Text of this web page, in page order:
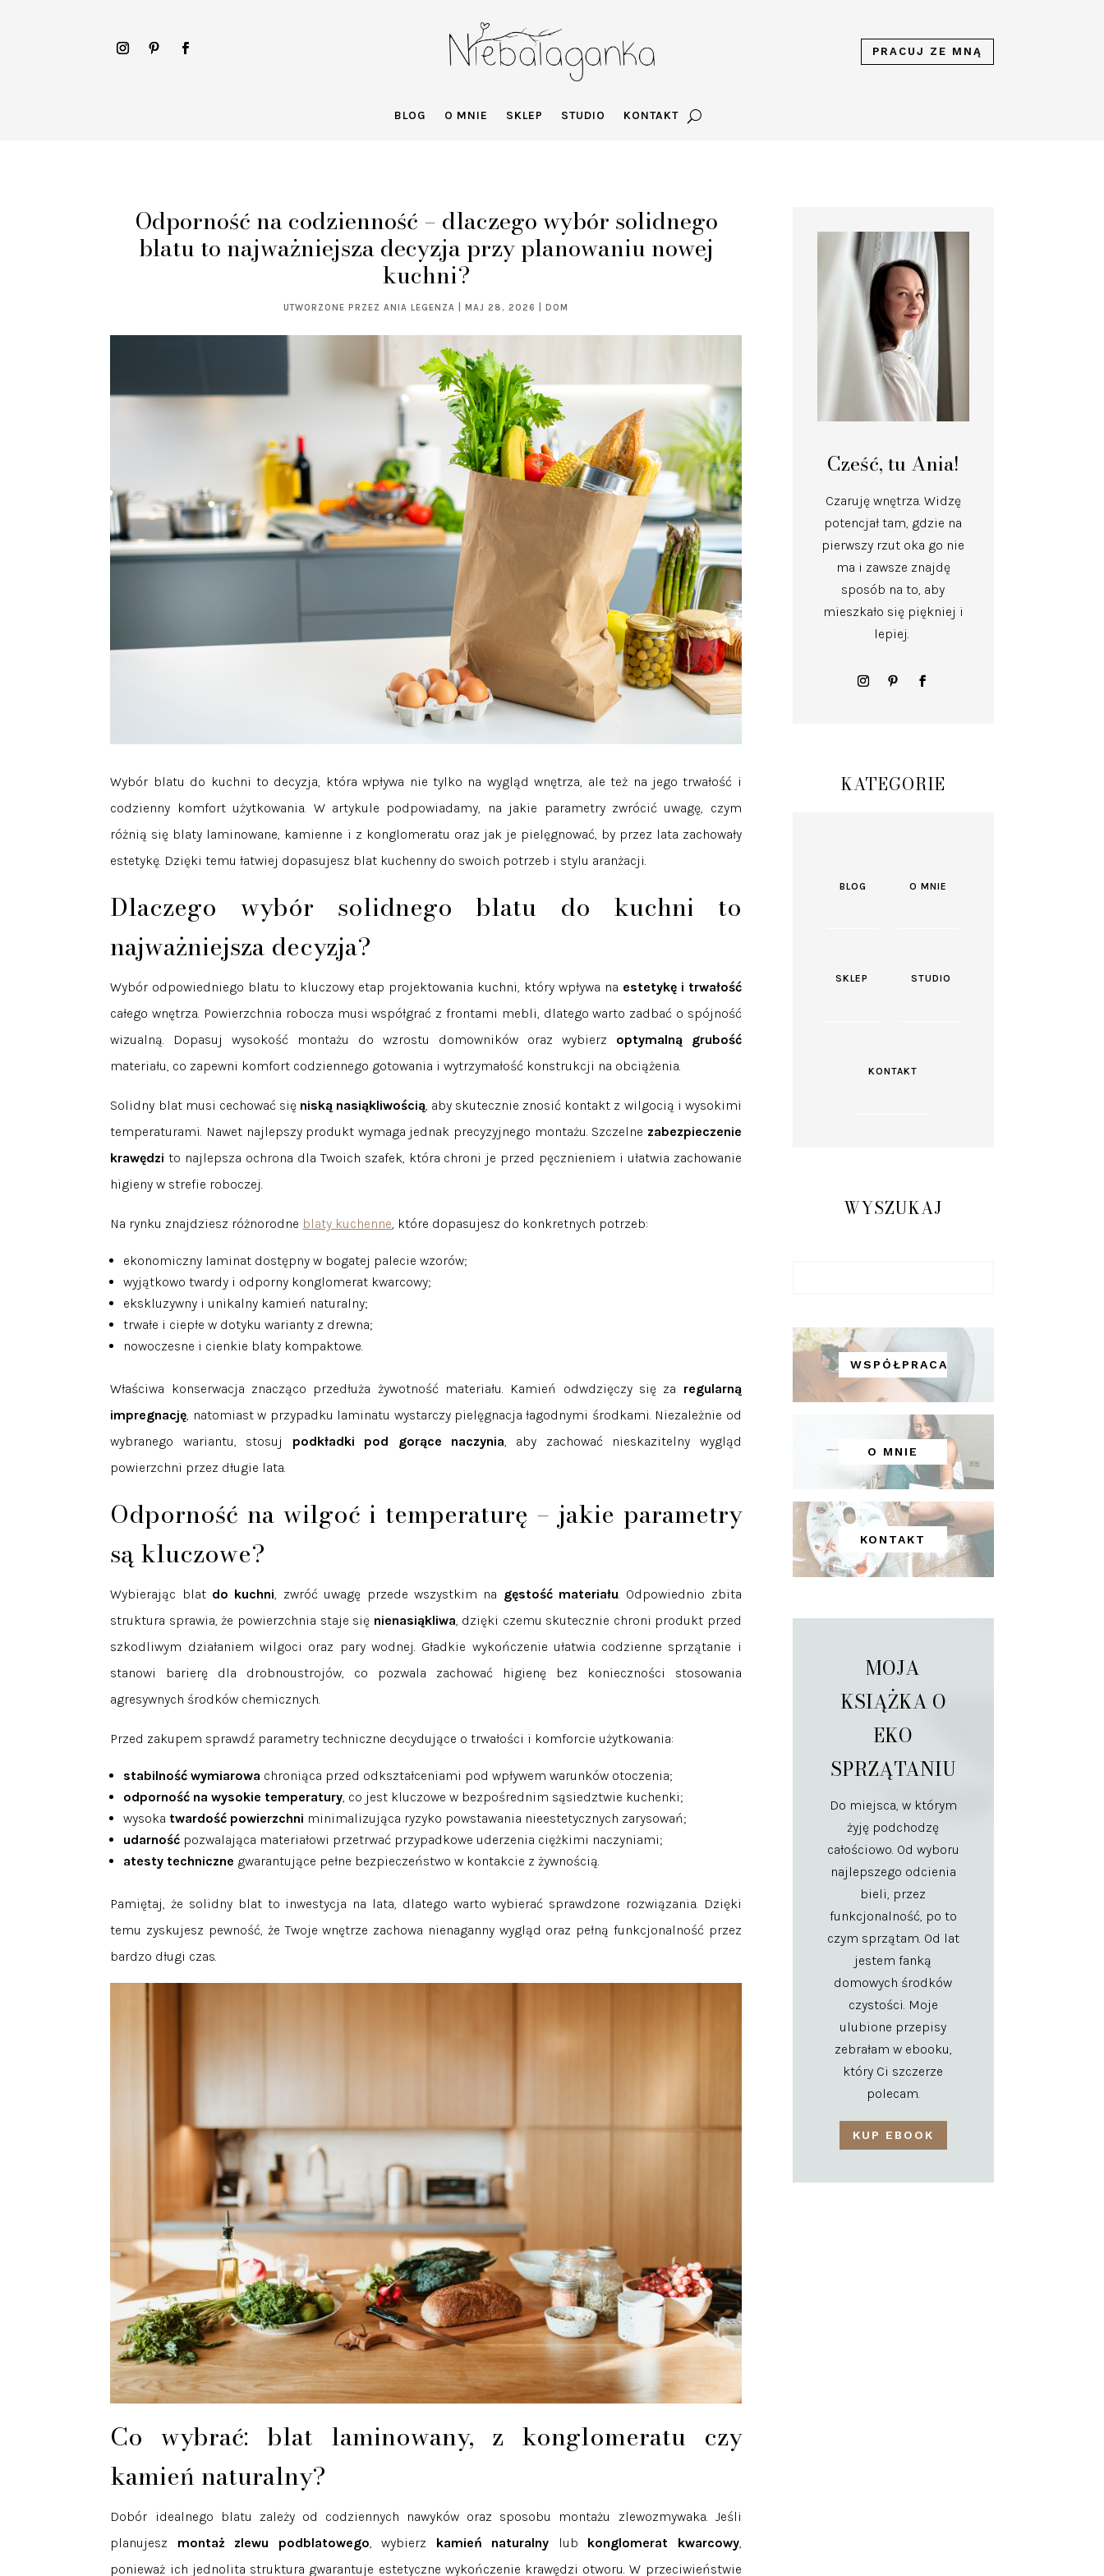
PRACUJ ZE MNĄ
BLOG O MNIE SKLEP STUDIO KONTAKT
Odporność na codzienność – dlaczego wybór solidnego
blatu to najważniejsza decyzja przy planowaniu nowej
kuchni?
UTWORZONE PRZEZANIA LEGENZA |MAJ 28, 2026 |DOM
Wybór blatu do kuchni to decyzja, która wpływa nie tylko na wygląd wnętrza, ale też na jego trwałość i
codzienny komfort użytkowania. W artykule podpowiadamy, na jakie parametry zwrócić uwagę, czym
różnią się blaty laminowane, kamienne i z konglomeratu oraz jak je pielęgnować, by przez lata zachowały
estetykę. Dzięki temu łatwiej dopasujesz blat kuchenny do swoich potrzeb i stylu aranżacji.
Dlaczego wybór solidnego blatu do kuchni to
najważniejsza decyzja?
Wybór odpowiedniego blatu to kluczowy etap projektowania kuchni, który wpływa na estetykę i trwałość
całego wnętrza. Powierzchnia robocza musi współgrać z frontami mebli, dlatego warto zadbać o spójność
wizualną. Dopasuj wysokość montażu do wzrostu domowników oraz wybierz optymalną grubość
materiału, co zapewni komfort codziennego gotowania i wytrzymałość konstrukcji na obciążenia.
Solidny blat musi cechować się niską nasiąkliwością, aby skutecznie znosić kontakt z wilgocią i wysokimi
temperaturami. Nawet najlepszy produkt wymaga jednak precyzyjnego montażu. Szczelne zabezpieczenie
krawędzi to najlepsza ochrona dla Twoich szafek, która chroni je przed pęcznieniem i ułatwia zachowanie
higieny w strefie roboczej.
Na rynku znajdziesz różnorodne blaty kuchenne, które dopasujesz do konkretnych potrzeb:
ekonomiczny laminat dostępny w bogatej palecie wzorów;
wyjątkowo twardy i odporny konglomerat kwarcowy;
ekskluzywny i unikalny kamień naturalny;
trwałe i ciepłe w dotyku warianty z drewna;
nowoczesne i cienkie blaty kompaktowe.
Właściwa konserwacja znacząco przedłuża żywotność materiału. Kamień odwdzięczy się za regularną
impregnację, natomiast w przypadku laminatu wystarczy pielęgnacja łagodnymi środkami. Niezależnie od
wybranego wariantu, stosuj podkładki pod gorące naczynia, aby zachować nieskazitelny wygląd
powierzchni przez długie lata.
Odporność na wilgoć i temperaturę – jakie parametry
są kluczowe?
Wybierając blat do kuchni, zwróć uwagę przede wszystkim na gęstość materiału. Odpowiednio zbita
struktura sprawia, że powierzchnia staje się nienasiąkliwa, dzięki czemu skutecznie chroni produkt przed
szkodliwym działaniem wilgoci oraz pary wodnej. Gładkie wykończenie ułatwia codzienne sprzątanie i
stanowi barierę dla drobnoustrojów, co pozwala zachować higienę bez konieczności stosowania
agresywnych środków chemicznych.
Przed zakupem sprawdź parametry techniczne decydujące o trwałości i komforcie użytkowania:
stabilność wymiarowa chroniąca przed odkształceniami pod wpływem warunków otoczenia;
odporność na wysokie temperatury, co jest kluczowe w bezpośrednim sąsiedztwie kuchenki;
wysoka twardość powierzchni minimalizująca ryzyko powstawania nieestetycznych zarysowań;
udarność pozwalająca materiałowi przetrwać przypadkowe uderzenia ciężkimi naczyniami;
atesty techniczne gwarantujące pełne bezpieczeństwo w kontakcie z żywnością.
Pamiętaj, że solidny blat to inwestycja na lata, dlatego warto wybierać sprawdzone rozwiązania. Dzięki
temu zyskujesz pewność, że Twoje wnętrze zachowa nienaganny wygląd oraz pełną funkcjonalność przez
bardzo długi czas.
Co wybrać: blat laminowany, z konglomeratu czy
kamień naturalny?
Dobór idealnego blatu zależy od codziennych nawyków oraz sposobu montażu zlewozmywaka. Jeśli
planujesz montaż zlewu podblatowego, wybierz kamień naturalny lub konglomerat kwarcowy,
ponieważ ich jednolita struktura gwarantuje estetyczne wykończenie krawędzi otworu. W przeciwieństwie
Cześć, tu Ania!
Czaruję wnętrza. Widzę
potencjał tam, gdzie na
pierwszy rzut oka go nie
ma i zawsze znajdę
sposób na to, aby
mieszkało się piękniej i
lepiej.
KATEGORIE
BLOG O MNIE
SKLEP STUDIO
KONTAKT
WYSZUKAJ
WSPÓŁPRACA
O MNIE
KONTAKT
MOJA
KSIĄŻKA O
EKO
SPRZĄTANIU
Do miejsca, w którym
żyję podchodzę
całościowo. Od wyboru
najlepszego odcienia
bieli, przez
funkcjonalność, po to
czym sprzątam. Od lat
jestem fanką
domowych środków
czystości. Moje
ulubione przepisy
zebrałam w ebooku,
który Ci szczerze
polecam.
KUP EBOOK